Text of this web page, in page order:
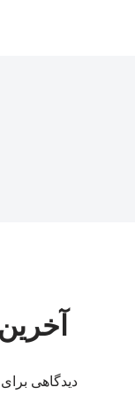
دیدگاهی